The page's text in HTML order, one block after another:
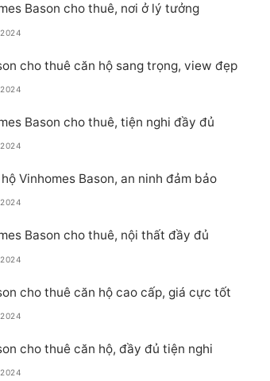
Bason cho thuê, nơi ở lý tưởng
cho thuê căn hộ sang trọng, view đẹp
Bason cho thuê, tiện nghi đầy đủ
Vinhomes Bason, an ninh đảm bảo
Bason cho thuê, nội thất đầy đủ
cho thuê căn hộ cao cấp, giá cực tốt
cho thuê căn hộ, đầy đủ tiện nghi